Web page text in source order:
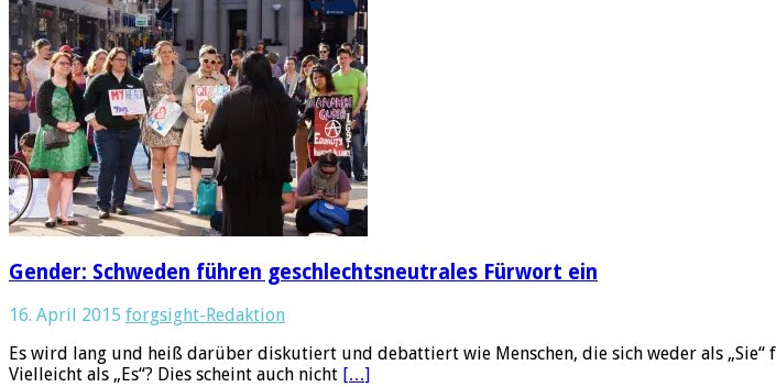
Gender: Schweden führen geschlechtsneutrales Fürwort ein
16. April 2015 forgsight-Redaktion
Es wird lang und heiß darüber diskutiert und debattiert wie Menschen, die sich weder als
Vielleicht als „Es“? Dies scheint auch nicht […]